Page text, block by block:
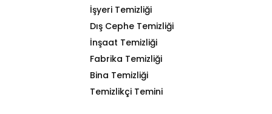
İşyeri Temizliği
Dış Cephe Temizliği
İnşaat Temizliği
Fabrika Temizliği
Bina Temizliği
Temizlikçi Temini